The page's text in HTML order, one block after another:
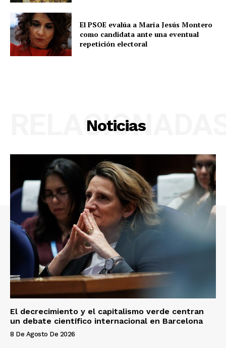
El PSOE evalúa a María Jesús Montero
como candidata ante una eventual
repetición electoral
Noticias
El decrecimiento y el capitalismo verde centran
un debate científico internacional en Barcelona
8 De Agosto De 2026